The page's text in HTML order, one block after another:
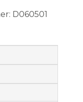
D060501